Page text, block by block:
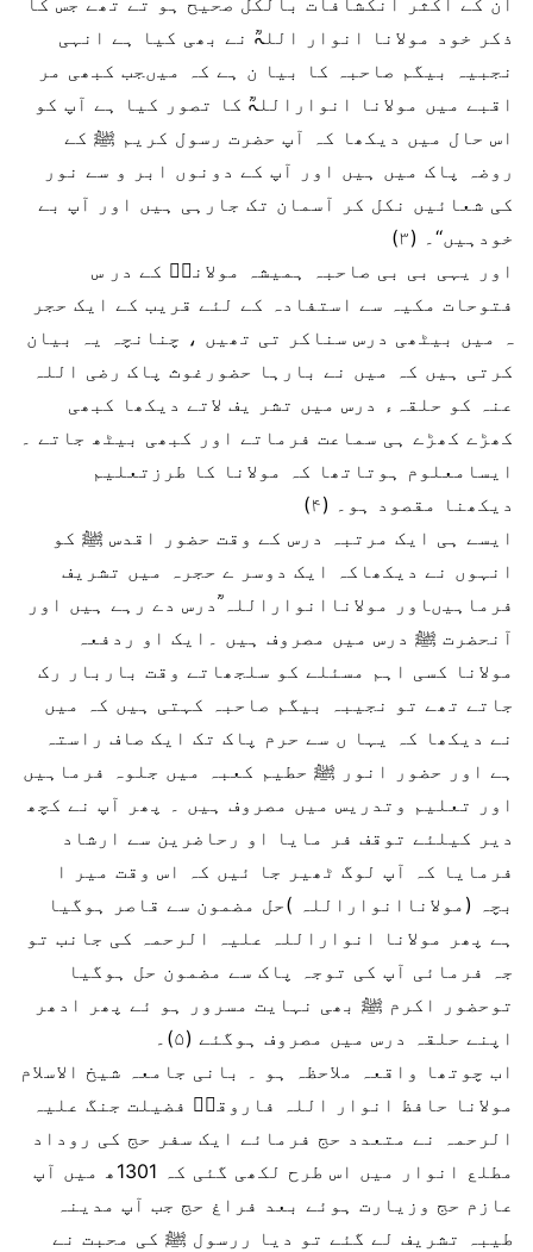
ذکر خود مولانا انوار اللہؒ نے بھی کیا ہے انہی
نجبیہ بیگم صاحبہ کا بیا ن ہے کہ میںجب کبھی مر
اقبے میں مولانا انواراللہؒ کا تصور کیا ہے آپ کو
اس حال میں دیکھا کہ آپ حضرت رسول کریم ﷺ کے
روضہ پاک میں ہیں اور آپ کے دونوں ابر و سے نور
کی شعائیں نکل کر آسمان تک جارہی ہیں اور آپ بے
خودہیں‘‘۔ (۳)
اور یہی بی بی صاحبہ ہمیشہ مولاناؒ کے در س
فتوحات مکیہ سے استفادہ کے لئے قریب کے ایک حجر
ہ میں بیٹھی درس سناکر تی تھیں ، چنانچہ یہ بیان
کرتی ہیں کہ میں نے بارہا حضورغوث پاک رضی اللہ
عنہ کو حلقہء درس میں تشر یف لاتے دیکھا کبھی
کھڑے کھڑے ہی سماعت فرماتے اور کبھی بیٹھ جاتے ۔
ایسامعلوم ہوتاتھا کہ مولانا کا طرزتعلیم
دیکھنا مقصود ہو۔ (۴)
ایسے ہی ایک مرتبہ درس کے وقت حضور اقدس ﷺ کو
انہوں نے دیکھاکہ ایک دوسر ے حجرہ میں تشریف
فرماہیںاور مولاناانواراللہ ؒدرس دے رہے ہیں اور
آنحضرت ﷺ درس میں مصروف ہیں ۔ایک او ردفعہ
مولانا کسی اہم مسئلے کو سلجھاتے وقت باربار رک
جاتے تھے تو نجیبہ بیگم صاحبہ کہتی ہیں کہ میں
نے دیکھا کہ یہا ں سے حرم پاک تک ایک صاف راستہ
ہے اور حضور انور ﷺ حطیم کعبہ میں جلوہ فرماہیں
اور تعلیم وتدریس میں مصروف ہیں ۔ پھر آپ نے کچھ
دیر کیلئے توقف فر مایا او رحاضرین سے ارشاد
فرمایا کہ آپ لوگ ٹھیر جا ئیں کہ اس وقت میر ا
بچہ (مولاناانواراللہ )حل مضمون سے قاصر ہوگیا
ہے پھر مولانا انواراللہ علیہ الرحمہ کی جانب تو
جہ فرمائی آپ کی توجہ پاک سے مضمون حل ہوگیا
توحضور اکرم ﷺ بھی نہایت مسرور ہو ئے پھر ادھر
اپنے حلقہ درس میں مصروف ہوگئے (۵)۔
اب چوتھا واقعہ ملاحظہ ہو ۔ بانی جامعہ شیخ الاسلام
مولانا حافظ انوار اللہ فاروقیؒ فضیلت جنگ علیہ
الرحمہ نے متعدد حج فرمائے ایک سفر حج کی روداد
مطلع انوار میں اس طرح لکھی گئی کہ 1301ھ میں آپ
عازم حج وزیارت ہوئے بعد فراغ حج جب آپ مدینہ
طیبہ تشریف لے گئے تو دیا ررسول ﷺ کی محبت نے